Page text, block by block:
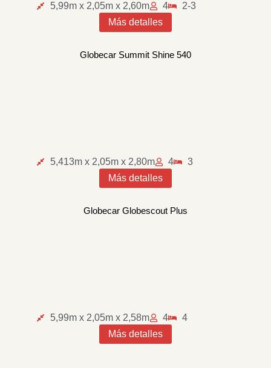
5,99m x 2,05m x 2,60m 4
2-3
Más detalles
Globecar Summit Shine 540
5,413m x 2,05m x 2,80m 4
3
Más detalles
Globecar Globescout Plus
5,99m x 2,05m x 2,58m 4
4
Más detalles